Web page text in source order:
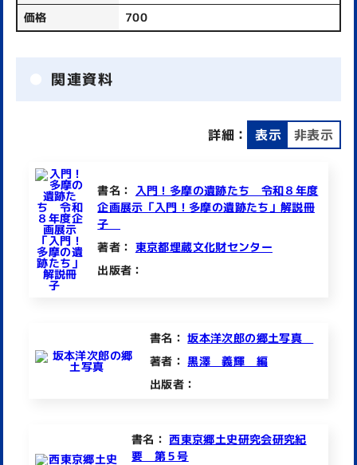
価格
700
関連資料
詳細： 表示 非表示
書名：
入門！多摩の遺跡たち 令和８年度
企画展示「入門！多摩の遺跡たち」解説冊
子
著者： 東京都埋蔵文化財センター
出版者：
書名：坂本洋次郎の郷土写真
著者：黒澤 義輝 編
出版者：
書名：西東京郷土史研究会研究紀
要 第５号